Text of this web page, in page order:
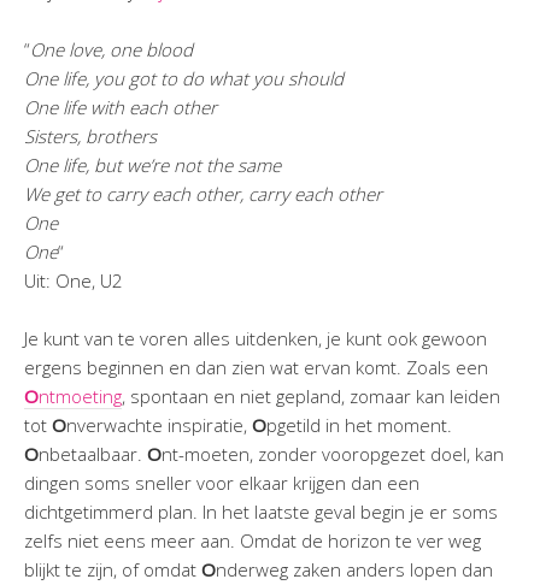
“One love, one blood
One life, you got to do what you should
One life with each other
Sisters, brothers
One life, but we’re not the same
We get to carry each other, carry each other
One
One“
Uit: One, U2
Je kunt van te voren alles uitdenken, je kunt ook gewoon
ergens beginnen en dan zien wat ervan komt. Zoals een
Ontmoeting, spontaan en niet gepland, zomaar kan leiden
tot Onverwachte inspiratie, Opgetild in het moment.
Onbetaalbaar. Ont-moeten, zonder vooropgezet doel, kan
dingen soms sneller voor elkaar krijgen dan een
dichtgetimmerd plan. In het laatste geval begin je er soms
zelfs niet eens meer aan. Omdat de horizon te ver weg
blijkt te zijn, of omdat Onderweg zaken anders lopen dan